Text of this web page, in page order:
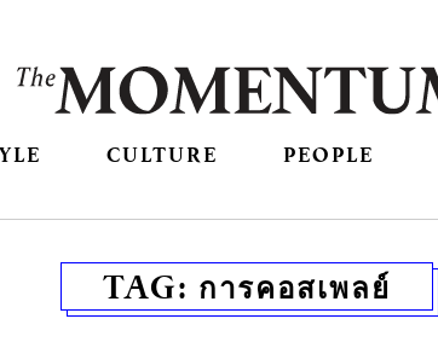
CULTURE PEOPLE
TAG: การคอสเพลย์